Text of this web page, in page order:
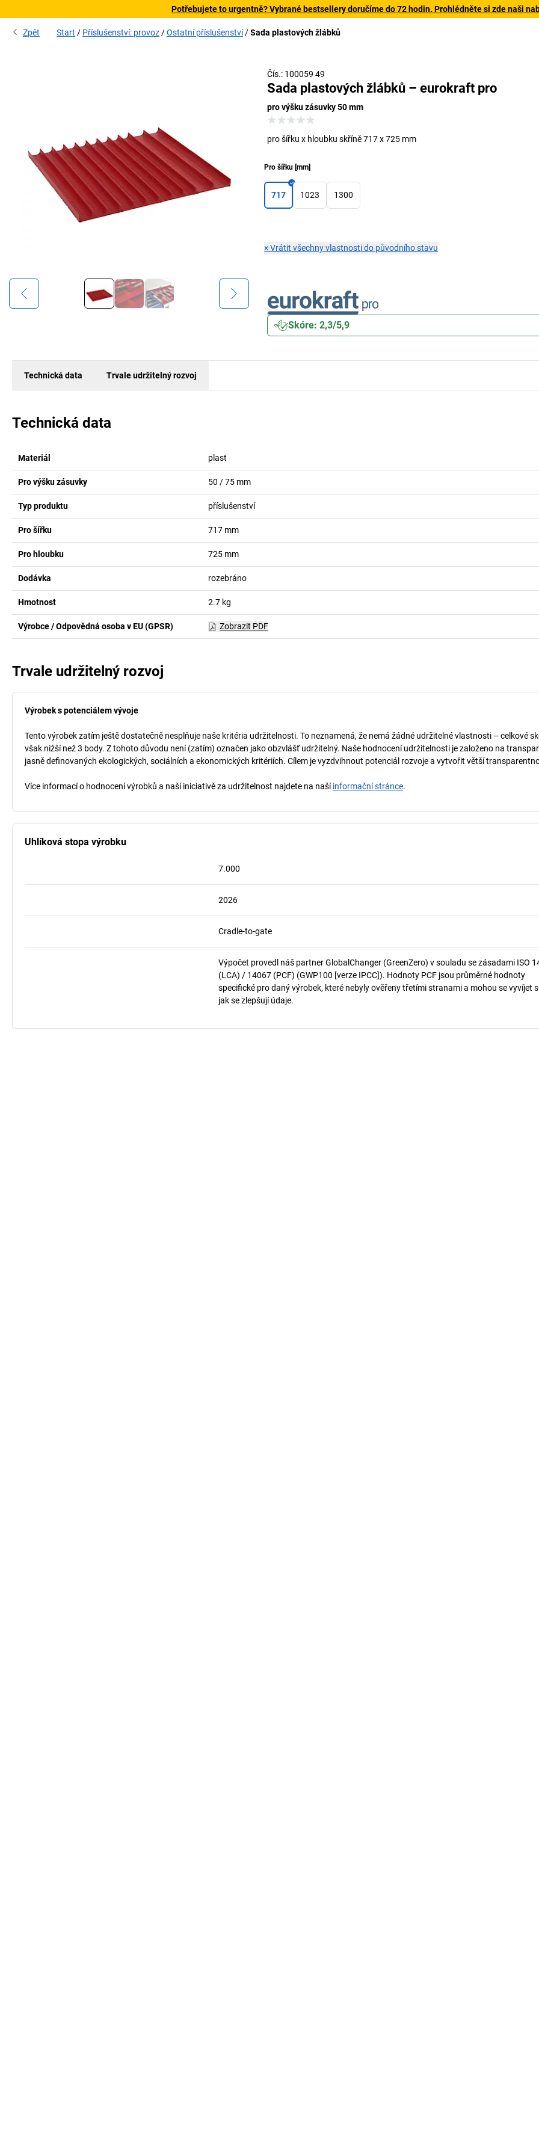
Potřebujete to urgentně? Vybrané bestsellery doručíme do 72 hodin. Prohlédněte si zde naši
Zpět Start Příslušenství: provoz Ostatní příslušenství Sada plastových žlábků
Čís.: 100059 49
Sada plastových žlábků – eurokraft pro
pro výšku zásuvky 50 mm
pro šířku x hloubku skříně 717 x 725 mm
Pro šířku [mm]
717 1023 1300
×Vrátit všechny vlastnosti do původního stavu
Skóre: 2,3/5,9
Technická data Trvale udržitelný rozvoj
Technická data
Materiál plast
Pro výšku zásuvky 50 / 75 mm
Typ produktu příslušenství
Pro šířku 717 mm
Pro hloubku 725 mm
Dodávka rozebráno
Hmotnost 2.7 kg
Výrobce / Odpovědná osoba v EU (GPSR) Zobrazit PDF
Trvale udržitelný rozvoj
Výrobek s potenciálem vývoje
Tento výrobek zatím ještě dostatečně nesplňuje naše kritéria udržitelnosti. To neznamená, že nemá žádné udržitelné vlastnosti – celkové
však nižší než 3 body. Z tohoto důvodu není (zatím) označen jako obzvlášť udržitelný. Naše hodnocení udržitelnosti je založeno na
jasně definovaných ekologických, sociálních a ekonomických kritériích. Cílem je vyzdvihnout potenciál rozvoje a vytvořit větší
Více informací o hodnocení výrobků a naší iniciativě za udržitelnost najdete na našíinformační stránce.
Uhlíková stopa výrobku
7.000
2026
Cradle-to-gate
Výpočet provedl náš partner GlobalChanger (GreenZero) v souladu se zásadami ISO
(LCA) / 14067 (PCF) (GWP100 [verze IPCC]). Hodnoty PCF jsou průměrné hodnoty
specifické pro daný výrobek, které nebyly ověřeny třetími stranami a mohou se vyvíjet
jak se zlepšují údaje.